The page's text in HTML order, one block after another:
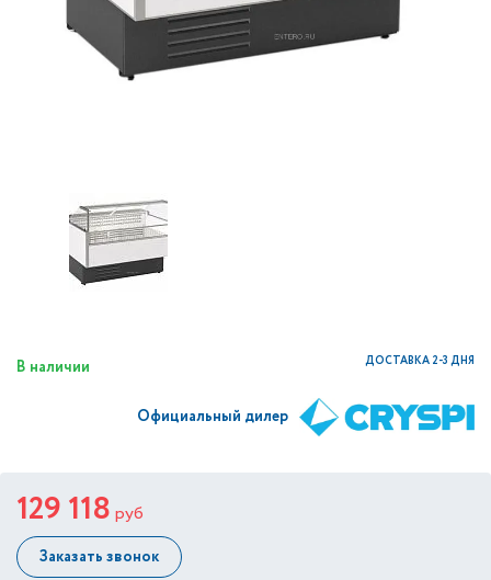
В наличии ДОСТАВКА 2-3 ДНЯ
Официальный дилер
129 118 руб
Заказать звонок